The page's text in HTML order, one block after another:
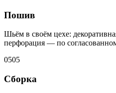
Пошив
Шьём в своём цехе:
перфорация — по
0505
Сборка